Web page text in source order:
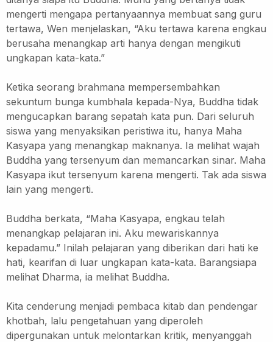
mengerti mengapa pertanyaannya membuat sang guru
tertawa, Wen menjelaskan, “Aku tertawa karena engkau
berusaha menangkap arti hanya dengan mengikuti
ungkapan kata-kata.”
Ketika seorang brahmana mempersembahkan
sekuntum bunga kumbhala kepada-Nya, Buddha tidak
mengucapkan barang sepatah kata pun. Dari seluruh
siswa yang menyaksikan peristiwa itu, hanya Maha
Kasyapa yang menangkap maknanya. Ia melihat wajah
Buddha yang tersenyum dan memancarkan sinar. Maha
Kasyapa ikut tersenyum karena mengerti. Tak ada siswa
lain yang mengerti.
Buddha berkata, “Maha Kasyapa, engkau telah
menangkap pelajaran ini. Aku mewariskannya
kepadamu.” Inilah pelajaran yang diberikan dari hati ke
hati, kearifan di luar ungkapan kata-kata. Barangsiapa
melihat Dharma, ia melihat Buddha.
Kita cenderung menjadi pembaca kitab dan pendengar
khotbah, lalu pengetahuan yang diperoleh
dipergunakan untuk melontarkan kritik, menyanggah